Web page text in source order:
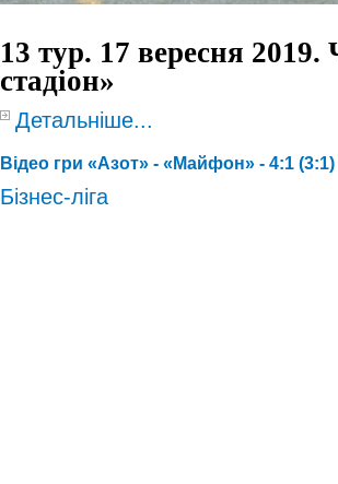
13 тур. 17 вересня
стадіон»
Детальніше...
Відео гри «Азот» - «Майфон» - 4:1 (3:1)
Бізнес-ліга